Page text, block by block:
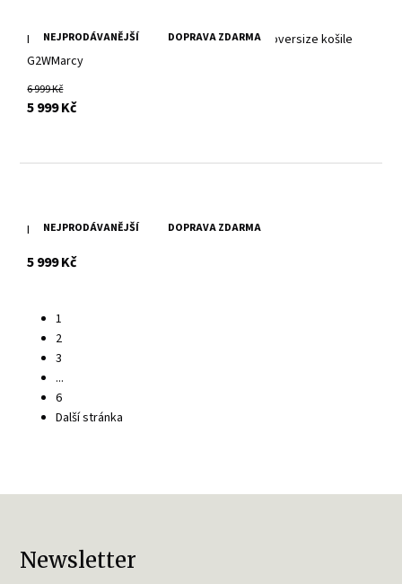
NEJPRODÁVANĚJŠÍ DOPRAVA ZDARMA
Dámský zelený kožený kabátek- prodloužená oversize košile
G2WMarcy
6 999 Kč
5 999 Kčs DPH
NEJPRODÁVANĚJŠÍ DOPRAVA ZDARMA
Dámské černé kožené šaty
5 999 Kčs DPH
1
2
3
...
6
Další stránka
Newsletter